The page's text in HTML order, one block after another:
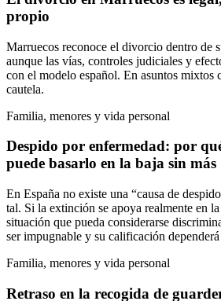
propio
Marruecos reconoce el divorcio dentro de
aunque las vías, controles judiciales y
con el modelo español. En asuntos mixtos
cautela.
Familia, menores y vida personal
Despido por enfermedad: por
puede basarlo en la baja sin más
En España no existe una “causa de
tal. Si la extinción se apoya realmente en
situación que pueda considerarse
ser impugnable y su calificación dependerá
Familia, menores y vida personal
Retraso en la recogida de